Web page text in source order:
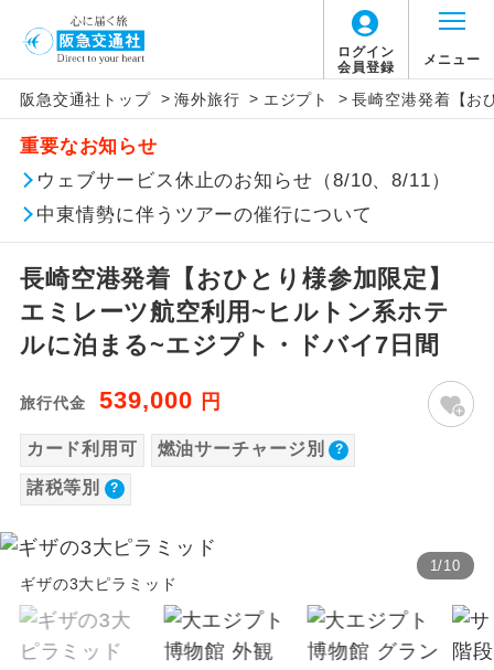
ログイン
会員登録
メニュー
阪急交通社トップ > 海外旅行 > エジプト > 長崎空港発着【お
重要なお知らせ
ウェブサービス休止のお知らせ（8/10、8/11）
中東情勢に伴うツアーの催行について
長崎空港発着【おひとり様参加限定】
エミレーツ航空利用~ヒルトン系ホテ
ルに泊まる~エジプト・ドバイ7日間
旅行代金 539,000 円
カード利用可 燃油サーチャージ別
諸税等別
1/10
ギザの3大ピラミッド
旅行代金に燃油サーチャージは含まれており
ません。別途お支払いが必要となります。
目安：98,000円（2026/06/26現在）
※上記の燃油サーチャージは変更になる場合
があります。
旅行代金に、以下の料金は含まれておりませ
ん。別途お支払が必要となります。
【日本国内空港施設使用料】
成田国際空港
大人（12歳以上）2,460円、子供（2歳以上12
歳未満）1,240円
成田国際空港
大人（12歳以上）700円、子供（2歳以上12
歳未満）700円
旅行代金に各国空港の旅客サービス施設使用
料と空港税等は含まれておりません。別途お
支払いが必要となります。料金確定後、お知
らせいたします。
このツアーは以下の出発地から追加代金でご参
加いただけます。
※リクエスト受付の場合、ご手配の可否は後日回答さ
せていただきます。
追加代金にて各地発着ありとは
当ツアーは日程表に記載の出発空港だけで
なく、各地より下記追加代金にて飛行機や
鉄道などを利用しご参加いただけます。
ご同行者様が異なる発着地をご希望の場合
は、当社予約センターまで連絡ください。
アイコン 説明
添乗員同行
往路出発空港（駅）から復路到着空港
（駅）まで同行します。
現地到着後、現地係員が同行しお世話い
たします。
バスガイド乗
務
バスガイドが乗務し、車内での観光案内
があります。
新コース 初登場のコースです。
世界遺産
ユネスコに登録されている文化遺産や自
露天風呂
ご宿泊ホテルに露天風呂が付いていま
大浴場 ご宿泊ホテルに大浴場が付いています。